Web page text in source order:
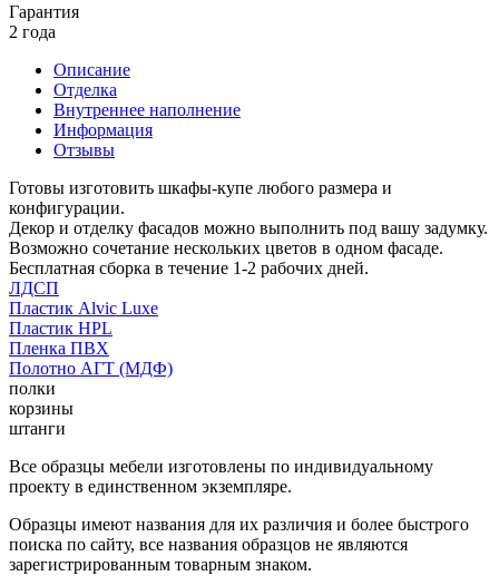
Гарантия
2 года
Описание
Отделка
Внутреннее наполнение
Информация
Отзывы
Готовы изготовить шкафы-купе любого размера и
конфигурации.
Декор и отделку фасадов можно выполнить под вашу задумку.
Возможно сочетание нескольких цветов в одном фасаде.
Бесплатная сборка в течение 1-2 рабочих дней.
ЛДСП
Пластик Alvic Luxe
Пластик HPL
Пленка ПВХ
Полотно АГТ (МДФ)
полки
корзины
штанги
Все образцы мебели изготовлены по индивидуальному
проекту в единственном экземпляре.
Образцы имеют названия для их различия и более быстрого
поиска по сайту, все названия образцов не являются
зарегистрированным товарным знаком.